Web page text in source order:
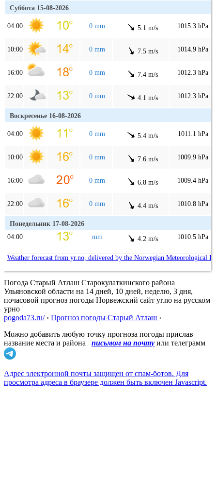
Суббота 15-08-2026
04:00 0 mm 5.1 m/s 1015.3 hPa
10:00 0 mm 7.5 m/s 1014.9 hPa
16:00 0 mm 7.4 m/s 1012.3 hPa
22:00 0 mm 4.1 m/s 1012.3 hPa
Воскресенье 16-08-2026
04:00 0 mm 5.4 m/s 1011.1 hPa
10:00 0 mm 7.6 m/s 1009.9 hPa
16:00 0 mm 6.8 m/s 1009.4 hPa
22:00 0 mm 4.4 m/s 1010.8 hPa
Понедельник 17-08-2026
04:00
mm 4.2 m/s 1010.5 hPa
Weather forecast from yr.no, delivered by the Norwegian Meteorological
Погода Старый Атлаш Старокулаткинского района
Ульяновской области на 14 дней, 10 дней, неделю, 3 дня,
почасовой прогноз погоды Норвежский сайт yr.no на русском
урно
pogoda73.ru/› Прогноз погоды Старый Атлаш ›
Можно добавить любую точку прогноза погоды прислав
название места и района
письмом на почту или телеграмм
Адрес электронной почты защищен от спам-ботов. Для
просмотра адреса в браузере должен быть включен Javascript.